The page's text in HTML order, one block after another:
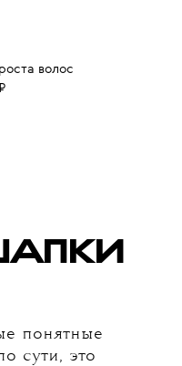
волос
понятные
сути, это